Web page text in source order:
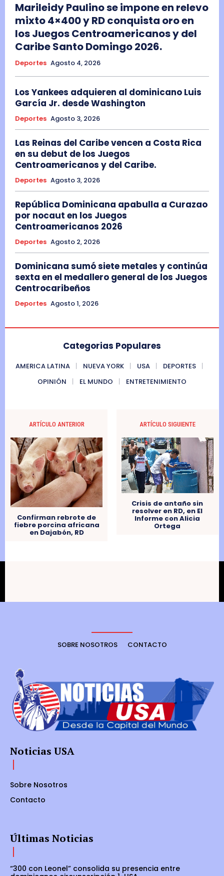
Marileidy Paulino se impone en relevo
mixto 4×400 y RD conquista oro en
los Juegos Centroamericanos y del
Caribe Santo Domingo 2026.
Deportes Agosto 4, 2026
Los Yankees adquieren al dominicano Luis
García Jr. desde Washington
Deportes Agosto 3, 2026
Las Reinas del Caribe vencen a Costa Rica
en su debut de los Juegos
Centroamericanos y del Caribe.
Deportes Agosto 3, 2026
República Dominicana apabulla a Curazao
por nocaut en los Juegos
Centroamericanos 2026
Deportes Agosto 2, 2026
Dominicana sumó siete metales y continúa
sexta en el medallero general de los Juegos
Centrocaribeños
Deportes Agosto 1, 2026
Categorias Populares
AMERICA LATINA NUEVA YORK USA
DEPORTES
OPINIÓN
EL MUNDO ENTRETENIMIENTO
ARTÍCULO ANTERIOR
Confirman rebrote de
fiebre porcina africana
en Dajabón, RD
ARTÍCULO SIGUIENTE
Crisis de antaño sin
resolver en RD, en El
Informe con Alicia
Ortega
SOBRE NOSOTROS CONTACTO
Noticias USA
Sobre Nosotros
Contacto
Últimas Noticias
“300 con Leonel” consolida su presencia entre